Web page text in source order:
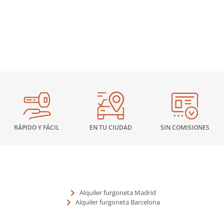
RÁPIDO Y FÁCIL EN TU CIUDAD SIN COMISIONES
Alquiler furgoneta Madrid
Alquiler furgoneta Barcelona